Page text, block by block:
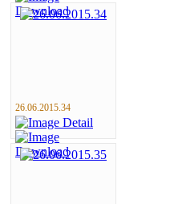
26.06.2015.34